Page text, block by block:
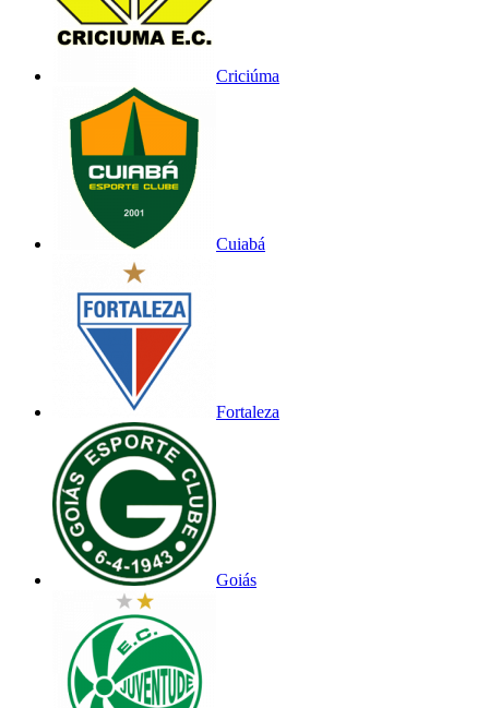
Criciúma
Cuiabá
Fortaleza
Goiás